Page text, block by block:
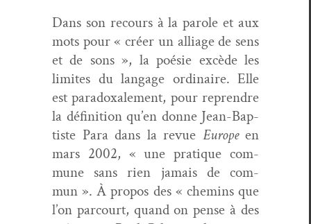
Dans son recours à la parole et aux
mots pour « créer un alliage de sens
et de sons », la poésie excède les
lim­ites du lan­gage ordi­naire. Elle
est para­doxale­ment, pour repren­dre
la déf­i­ni­tion qu’en donne Jean-Bap­
tiste Para dans la revue Europeen
mars 2002, « une pra­tique com­
mune sans rien jamais de com­
mun ». À pro­pos des « chemins que
l’on par­court, quand on pense à des